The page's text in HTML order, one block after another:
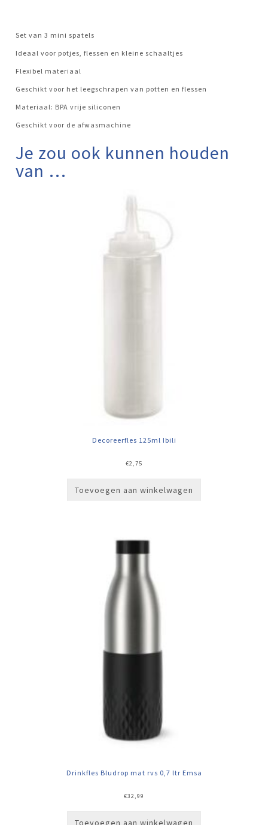
Set van 3 mini spatels
Ideaal voor potjes, flessen en kleine schaaltjes
Flexibel materiaal
Geschikt voor het leegschrapen van potten en flessen
Materiaal: BPA vrije siliconen
Geschikt voor de afwasmachine
Je zou ook kunnen houden
van …
Decoreerfles 125ml Ibili
€2,75
Toevoegen aan winkelwagen
Drinkfles Bludrop mat rvs 0,7 ltr Emsa
€32,99
Toevoegen aan winkelwagen